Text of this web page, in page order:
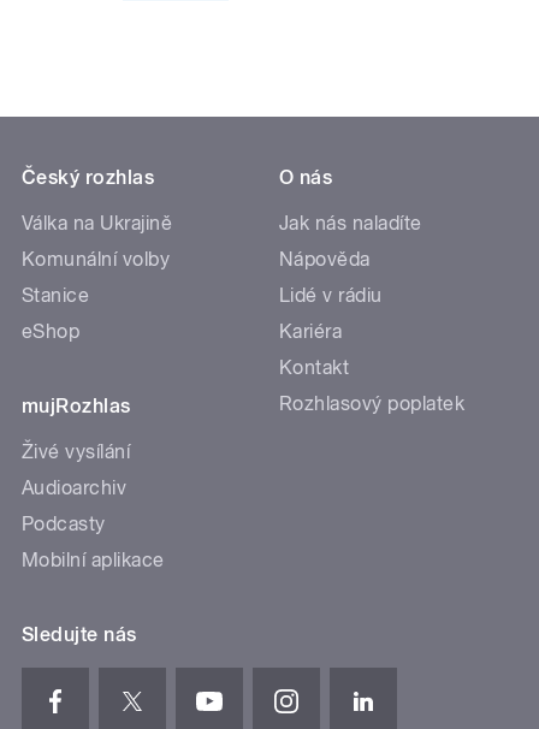
Český rozhlas
Válka na Ukrajině
Komunální volby
Stanice
eShop
mujRozhlas
Živé vysílání
Audioarchiv
Podcasty
Mobilní aplikace
O nás
Jak nás naladíte
Nápověda
Lidé v rádiu
Kariéra
Kontakt
Rozhlasový poplatek
Sledujte nás